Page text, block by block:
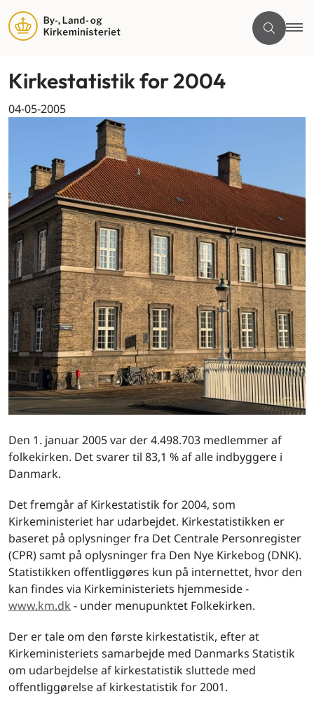
Kirkestatistik for 2004
04-05-2005
Den 1. januar 2005 var der 4.498.703 medlemmer af
folkekirken. Det svarer til 83,1 % af alle indbyggere i
Danmark.
Det fremgår af Kirkestatistik for 2004, som
Kirkeministeriet har udarbejdet. Kirkestatistikken er
baseret på oplysninger fra Det Centrale Personregister
(CPR) samt på oplysninger fra Den Nye Kirkebog (DNK).
Statistikken offentliggøres kun på internettet, hvor den
kan findes via Kirkeministeriets hjemmeside -
www.km.dk - under menupunktet Folkekirken.
Der er tale om den første kirkestatistik, efter at
Kirkeministeriets samarbejde med Danmarks Statistik
om udarbejdelse af kirkestatistik sluttede med
offentliggørelse af kirkestatistik for 2001.